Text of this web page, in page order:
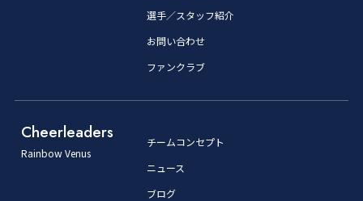
選手／スタッフ紹介
お問い合わせ
ファンクラブ
Cheerleaders
Rainbow Venus
チームコンセプト
ニュース
ブログ